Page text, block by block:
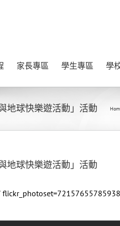
家長專區 學生專區 學
地球快樂遊活動」活動
地球快樂遊活動」活動